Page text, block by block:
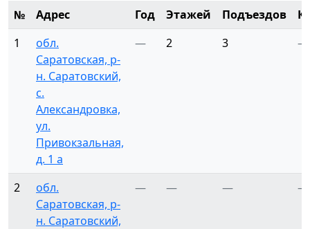
№ Адрес Год Этажей Подъездов
1
обл.
Саратовская, р-
н. Саратовский,
с.
Александровка,
ул.
Привокзальная,
д. 1 а
— 2 3 —
2
обл.
Саратовская, р-
н. Саратовский,
— — — —